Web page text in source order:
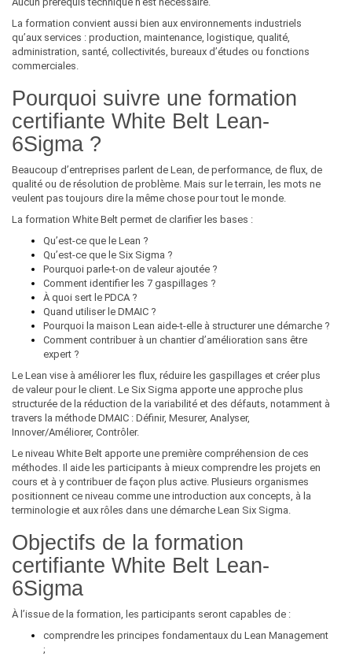
La formation convient aussi bien aux environnements industriels
qu’aux services : production, maintenance, logistique, qualité,
administration, santé, collectivités, bureaux d’études ou fonctions
commerciales.
Pourquoi suivre une formation
certifiante White Belt Lean-
6Sigma ?
Beaucoup d’entreprises parlent de Lean, de performance, de flux, de
qualité ou de résolution de problème. Mais sur le terrain, les mots ne
veulent pas toujours dire la même chose pour tout le monde.
La formation White Belt permet de clarifier les bases :
Qu’est-ce que le Lean ?
Qu’est-ce que le Six Sigma ?
Pourquoi parle-t-on de valeur ajoutée ?
Comment identifier les 7 gaspillages ?
À quoi sert le PDCA ?
Quand utiliser le DMAIC ?
Pourquoi la maison Lean aide-t-elle à structurer une démarche ?
Comment contribuer à un chantier d’amélioration sans être
expert ?
Le Lean vise à améliorer les flux, réduire les gaspillages et créer plus
de valeur pour le client. Le Six Sigma apporte une approche plus
structurée de la réduction de la variabilité et des défauts, notamment à
travers la méthode DMAIC : Définir, Mesurer, Analyser,
Innover/Améliorer, Contrôler.
Le niveau White Belt apporte une première compréhension de ces
méthodes. Il aide les participants à mieux comprendre les projets en
cours et à y contribuer de façon plus active. Plusieurs organismes
positionnent ce niveau comme une introduction aux concepts, à la
terminologie et aux rôles dans une démarche Lean Six Sigma.
Objectifs de la formation
certifiante White Belt Lean-
6Sigma
À l’issue de la formation, les participants seront capables de :
comprendre les principes fondamentaux du Lean Management
;